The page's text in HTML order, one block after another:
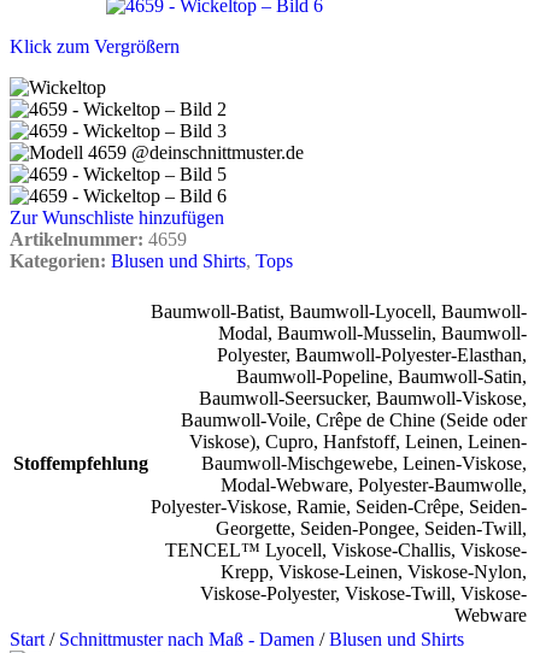
Klick zum Vergrößern
Zur Wunschliste hinzufügen
Artikelnummer: 4659
Kategorien: Blusen und Shirts, Tops
Stoffempfehlung
Baumwoll-Batist, Baumwoll-Lyocell, Baumwoll-
Modal, Baumwoll-Musselin, Baumwoll-
Polyester, Baumwoll-Polyester-Elasthan,
Baumwoll-Popeline, Baumwoll-Satin,
Baumwoll-Seersucker, Baumwoll-Viskose,
Baumwoll-Voile, Crêpe de Chine (Seide oder
Viskose), Cupro, Hanfstoff, Leinen, Leinen-
Baumwoll-Mischgewebe, Leinen-Viskose,
Modal-Webware, Polyester-Baumwolle,
Polyester-Viskose, Ramie, Seiden-Crêpe, Seiden-
Georgette, Seiden-Pongee, Seiden-Twill,
TENCEL™ Lyocell, Viskose-Challis, Viskose-
Krepp, Viskose-Leinen, Viskose-Nylon,
Viskose-Polyester, Viskose-Twill, Viskose-
Webware
Start/ Schnittmuster nach Maß - Damen / Blusen und Shirts